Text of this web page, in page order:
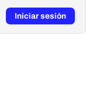
Iniciar sesión